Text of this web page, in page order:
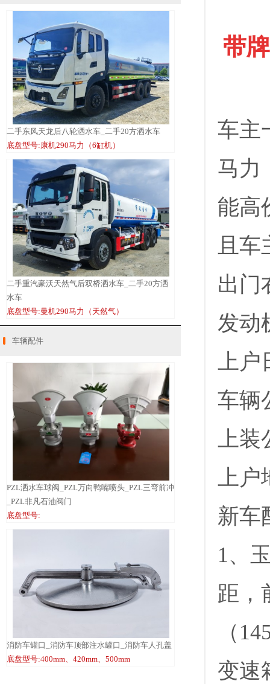
二手东风天龙后八轮洒水车_二手20方洒水车
底盘型号:康机290马力（6缸机）
二手重汽豪沃天然气后双桥洒水车_二手20方洒
水车
底盘型号:曼机290马力（天然气）
车辆配件
PZL洒水车球阀_PZL万向鸭嘴喷头_PZL三弯前冲
_PZL非凡石油阀门
底盘型号:
消防车罐口_消防车顶部注水罐口_消防车人孔盖
底盘型号:400mm、420mm、500mm
带
车主
马力
能高
且车
出门
发动
上户
车辆
上装
上户
新车
1、
距，
（
变速